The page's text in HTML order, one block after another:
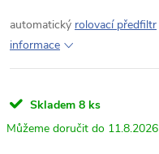
automatický rolovací předfiltr
informace
Skladem 8 ks
11.8.2026